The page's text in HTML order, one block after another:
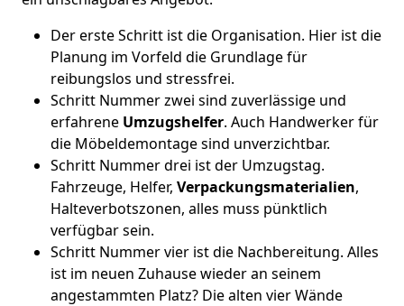
Der erste Schritt ist die Organisation. Hier ist die
Planung im Vorfeld die Grundlage für
reibungslos und stressfrei.
Schritt Nummer zwei sind zuverlässige und
erfahrene Umzugshelfer. Auch Handwerker für
die Möbeldemontage sind unverzichtbar.
Schritt Nummer drei ist der Umzugstag.
Fahrzeuge, Helfer, Verpackungsmaterialien,
Halteverbotszonen, alles muss pünktlich
verfügbar sein.
Schritt Nummer vier ist die Nachbereitung. Alles
ist im neuen Zuhause wieder an seinem
angestammten Platz? Die alten vier Wände